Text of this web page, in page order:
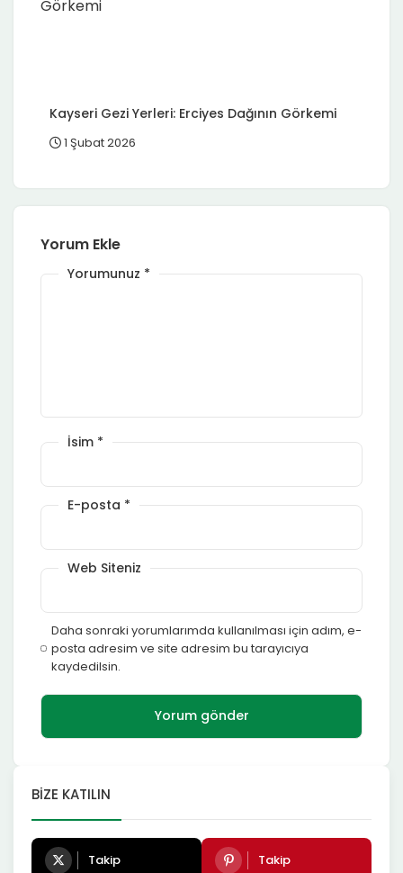
Kayseri Gezi Yerleri: Erciyes Dağının Görkemi
1 Şubat 2026
Yorum Ekle
Yorumunuz *
İsim *
E-posta *
Web Siteniz
Daha sonraki yorumlarımda kullanılması için adım, e-
posta adresim ve site adresim bu tarayıcıya
kaydedilsin.
BIZE KATILIN
Takip Takip